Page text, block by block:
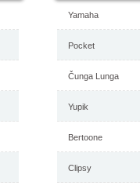
Yamaha
Pocket
Čunga Lunga
Yupik
Bertoone
Clipsy